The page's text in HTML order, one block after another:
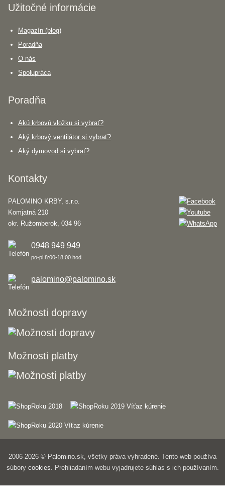
Užitočné informácie
Magazín (blog)
Poradňa
O nás
Spolupráca
Poradňa
Akú krbovú vložku si vybrať?
Aký krbový ventilátor si vybrať?
Aký dymovod si vybrať?
Kontakty
PALOMINO KRBY, s.r.o.
Komjatná 210
okr. Ružomberok, 034 96
0948 949 949
po-pi 8:00-18:00 hod.
palomino@palomino.sk
Možnosti dopravy
Možnosti platby
2006-2026 © Palomino.sk, všetky práva vyhradené. Tento web používa
súbory cookies. Prehliadaním webu vyjadrujete súhlas s ich používaním.